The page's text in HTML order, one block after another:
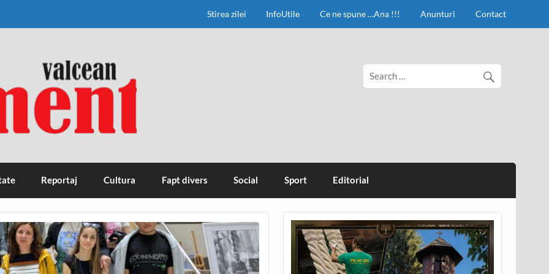
Stirea zilei InfoUtile Ce ne spune …Ana !!! Anunturi Contact
Reportaj Cultura Fapt divers Social Sport Editorial